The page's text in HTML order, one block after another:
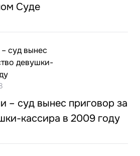
Суде
– суд вынес приговор за
кассира в 2009 году